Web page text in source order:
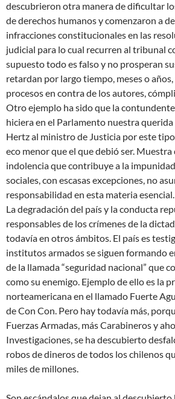
descubrieron otra manera de dificultar
de derechos humanos y comenzaron a
infracciones constitucionales en las
judicial para lo cual recurren al tribunal
supuesto todo es falso y no prosperan
retardan por largo tiempo, meses o
procesos en contra de los autores,
Otro ejemplo ha sido que la
hiciera en el Parlamento nuestra
Hertz al ministro de Justicia por este
eco menor que el que debió ser. Muestra
indolencia que contribuye a la
sociales, con escasas excepciones, no
responsabilidad en esta materia esencial.
La degradación del país y la conducta
responsables de los crímenes de la
todavía en otros ámbitos. El país es
institutos armados se siguen formando
de la llamada “seguridad nacional” que
como su enemigo. Ejemplo de ello es la
norteamericana en el llamado Fuerte
de Con Con. Pero hay todavía más,
Fuerzas Armadas, más Carabineros y
Investigaciones, se ha descubierto
robos de dineros de todos los chilenos
miles de millones.